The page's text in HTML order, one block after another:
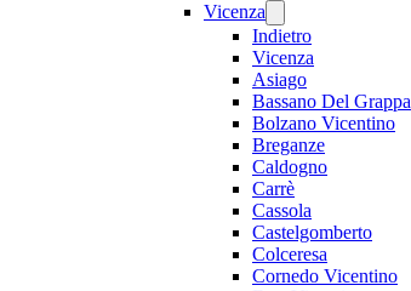
Vicenza
Indietro
Vicenza
Asiago
Bassano Del Grappa
Bolzano Vicentino
Breganze
Caldogno
Carrè
Cassola
Castelgomberto
Colceresa
Cornedo Vicentino